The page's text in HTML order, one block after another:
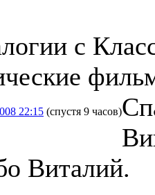
с
22:15 (спустя 9 часов)
Виталий.